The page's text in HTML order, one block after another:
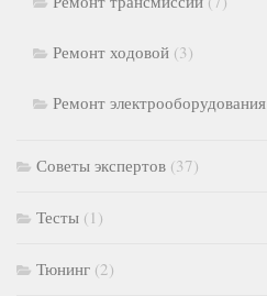
Ремонт ходовой (3)
Ремонт электрооборудования
Советы экспертов (37)
Тесты (1)
Тюнинг (2)